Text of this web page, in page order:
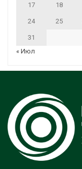
17 18
24 25
31
« Июл